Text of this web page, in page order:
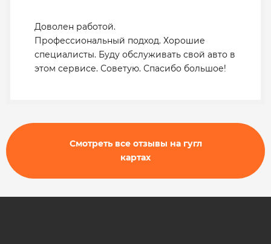
Доволен работой.
Профессиональный подход. Хорошие
специалисты. Буду обслуживать свой авто в
этом сервисе. Советую. Спасибо большое!
Смотреть все отзывы на гугл
картах